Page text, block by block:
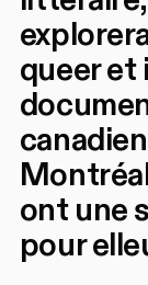
queer et
ont une
pour